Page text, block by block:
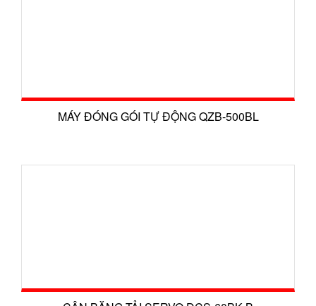
MÁY ĐÓNG GÓI TỰ ĐỘNG QZB-500BL